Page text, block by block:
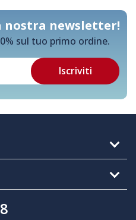
newsletter!
sul tuo primo ordine.